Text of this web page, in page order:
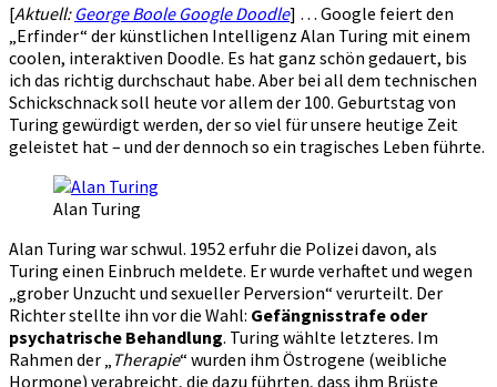
[Aktuell: George Boole Google Doodle] … Google feiert den
„Erfinder“ der künstlichen Intelligenz Alan Turing mit einem
coolen, interaktiven Doodle. Es hat ganz schön gedauert, bis
ich das richtig durchschaut habe. Aber bei all dem technischen
Schickschnack soll heute vor allem der 100. Geburtstag von
Turing gewürdigt werden, der so viel für unsere heutige Zeit
geleistet hat – und der dennoch so ein tragisches Leben führte.
Alan Turing
Alan Turing war schwul. 1952 erfuhr die Polizei davon, als
Turing einen Einbruch meldete. Er wurde verhaftet und wegen
„grober Unzucht und sexueller Perversion“ verurteilt. Der
Richter stellte ihn vor die Wahl: Gefängnisstrafe oder
psychatrische Behandlung. Turing wählte letzteres. Im
Rahmen der „
Therapie“ wurden ihm Östrogene (weibliche
Hormone) verabreicht, die dazu führten, dass ihm Brüste